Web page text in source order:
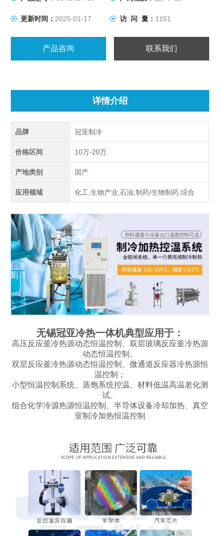
更新时间： 2025-01-17 访 问 量： 1151
产品咨询 联系我们
详情介绍
品牌 冠亚制冷
价格区间 10万-20万
产地类别 国产
应用领域 化工,生物产业,石油,制药/生物制药,综合
无锡冠亚冷热一体机典型应用于：
高压反应釜冷热源动态恒温控制、双层玻璃反应釜冷热源
动态恒温控制、
双层反应釜冷热源动态恒温控制、微通道反应器冷热源恒
温控制；
小型恒温控制系统、蒸饱系统控温、材料低温高温老化测
试、
组合化学冷源热源恒温控制、半导体设备冷却加热、真空
室制冷加热恒温控制